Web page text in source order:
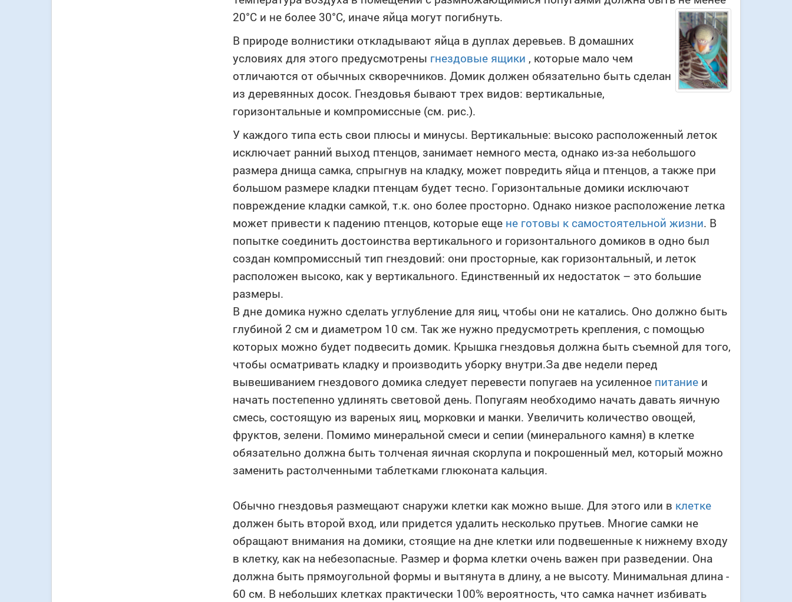
20°C и не более 30°C, иначе яйца могут погибнуть.
В природе волнистики откладывают яйца в дуплах деревьев. В домашних
условиях для этого предусмотрены гнездовые ящики , которые мало чем
отличаются от обычных скворечников. Домик должен обязательно быть сделан
из деревянных досок. Гнездовья бывают трех видов: вертикальные,
горизонтальные и компромиссные (см. рис.).
У каждого типа есть свои плюсы и минусы. Вертикальные: высоко расположенный леток
исключает ранний выход птенцов, занимает немного места, однако из-за небольшого
размера днища самка, спрыгнув на кладку, может повредить яйца и птенцов, а также при
большом размере кладки птенцам будет тесно. Горизонтальные домики исключают
повреждение кладки самкой, т.к. оно более просторно. Однако низкое расположение летка
может привести к падению птенцов, которые еще не готовы к самостоятельной жизни. В
попытке соединить достоинства вертикального и горизонтального домиков в одно был
создан компромиссный тип гнездовий: они просторные, как горизонтальный, и леток
расположен высоко, как у вертикального. Единственный их недостаток – это большие
размеры.
В дне домика нужно сделать углубление для яиц, чтобы они не катались. Оно должно быть
глубиной 2 см и диаметром 10 см. Так же нужно предусмотреть крепления, с помощью
которых можно будет подвесить домик. Крышка гнездовья должна быть съемной для того,
чтобы осматривать кладку и производить уборку внутри.За две недели перед
вывешиванием гнездового домика следует перевести попугаев на усиленное питание и
начать постепенно удлинять световой день. Попугаям необходимо начать давать яичную
смесь, состоящую из вареных яиц, морковки и манки. Увеличить количество овощей,
фруктов, зелени. Помимо минеральной смеси и сепии (минерального камня) в клетке
обязательно должна быть толченая яичная скорлупа и покрошенный мел, который можно
заменить растолченными таблетками глюконата кальция.
Обычно гнездовья размещают снаружи клетки как можно выше. Для этого или в клетке
должен быть второй вход, или придется удалить несколько прутьев. Многие самки не
обращают внимания на домики, стоящие на дне клетки или подвешенные к нижнему входу
в клетку, как на небезопасные. Размер и форма клетки очень важен при разведении. Она
должна быть прямоугольной формы и вытянута в длину, а не высоту. Минимальная длина -
60 см. В небольших клетках практически 100% вероятность, что самка начнет избивать